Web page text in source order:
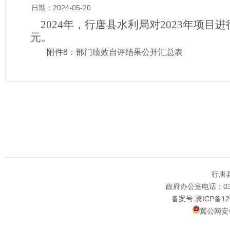
日期：2024-05-20
2024年， 行唐县水利局对2023年项目
元。
附件8：部门绩效自评结果公开汇总表